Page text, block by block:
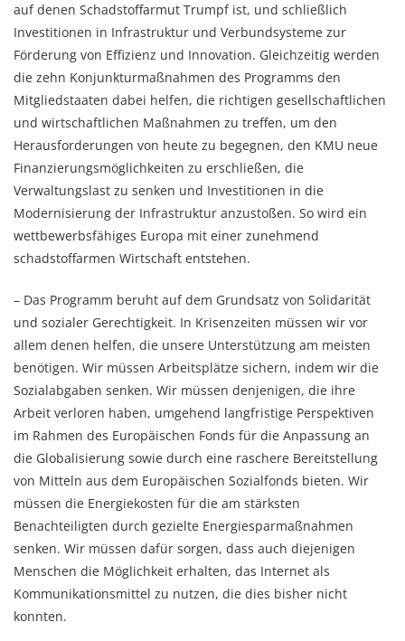
auf denen Schadstoffarmut Trumpf ist, und schließlich
Investitionen in Infrastruktur und Verbundsysteme zur
Förderung von Effizienz und Innovation. Gleichzeitig werden
die zehn Konjunkturmaßnahmen des Programms den
Mitgliedstaaten dabei helfen, die richtigen gesellschaftlichen
und wirtschaftlichen Maßnahmen zu treffen, um den
Herausforderungen von heute zu begegnen, den KMU neue
Finanzierungsmöglichkeiten zu erschließen, die
Verwaltungslast zu senken und Investitionen in die
Modernisierung der Infrastruktur anzustoßen. So wird ein
wettbewerbsfähiges Europa mit einer zunehmend
schadstoffarmen Wirtschaft entstehen.
– Das Programm beruht auf dem Grundsatz von Solidarität
und sozialer Gerechtigkeit. In Krisenzeiten müssen wir vor
allem denen helfen, die unsere Unterstützung am meisten
benötigen. Wir müssen Arbeitsplätze sichern, indem wir die
Sozialabgaben senken. Wir müssen denjenigen, die ihre
Arbeit verloren haben, umgehend langfristige Perspektiven
im Rahmen des Europäischen Fonds für die Anpassung an
die Globalisierung sowie durch eine raschere Bereitstellung
von Mitteln aus dem Europäischen Sozialfonds bieten. Wir
müssen die Energiekosten für die am stärksten
Benachteiligten durch gezielte Energiesparmaßnahmen
senken. Wir müssen dafür sorgen, dass auch diejenigen
Menschen die Möglichkeit erhalten, das Internet als
Kommunikationsmittel zu nutzen, die dies bisher nicht
konnten.